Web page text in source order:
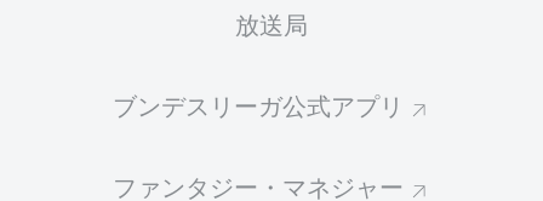
放送局
ブンデスリーガ公式アプリ
ファンタジー・マネジャー